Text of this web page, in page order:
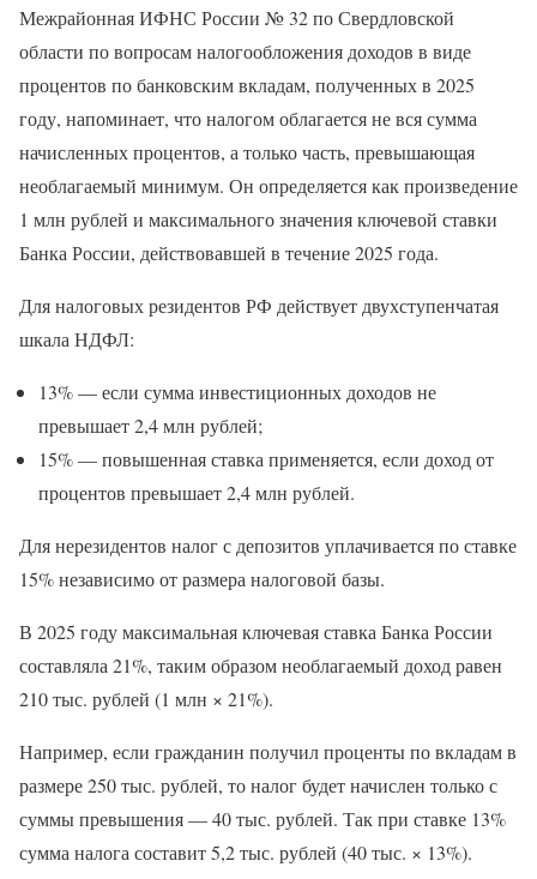
Межрайонная ИФНС России № 32 по Свердловской
области по вопросам налогообложения доходов в виде
процентов по банковским вкладам, полученных в 2025
году, напоминает, что налогом облагается не вся сумма
начисленных процентов, а только часть, превышающая
необлагаемый минимум. Он определяется как произведение
1 млн рублей и максимального значения ключевой ставки
Банка России, действовавшей в течение 2025 года.
Для налоговых резидентов РФ действует двухступенчатая
шкала НДФЛ:
13% — если сумма инвестиционных доходов не
превышает 2,4 млн рублей;
15% — повышенная ставка применяется, если доход от
процентов превышает 2,4 млн рублей.
Для нерезидентов налог с депозитов уплачивается по ставке
15% независимо от размера налоговой базы.
В 2025 году максимальная ключевая ставка Банка России
составляла 21%, таким образом необлагаемый доход равен
210 тыс. рублей (1 млн × 21%).
Например, если гражданин получил проценты по вкладам в
размере 250 тыс. рублей, то налог будет начислен только с
суммы превышения — 40 тыс. рублей. Так при ставке 13%
сумма налога составит 5,2 тыс. рублей (40 тыс. × 13%).